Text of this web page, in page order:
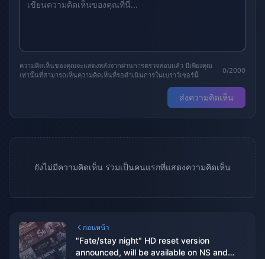
ความคิดเห็นของคุณจะแสดงหลังจากผ่านการตรวจสอบแล้ว มีเพียงคุณ
เท่านั้นที่สามารถเห็นความคิดเห็นที่รอดำเนินการในเบราว์เซอร์นี้
0/2000
ส่งความคิดเห็น
ยังไม่มีความคิดเห็น ร่วมเป็นคนแรกที่แสดงความคิดเห็น
ก่อนหน้า
"Fate/stay night" HD reset version
announced, will be available on NS and